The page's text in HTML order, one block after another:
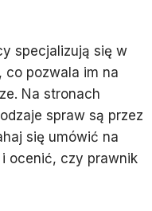
specjalizują się w
co pozwala im na
Na stronach
spraw są przez
się umówić na
ocenić, czy prawnik